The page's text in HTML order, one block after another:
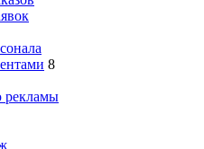
8
рекламы